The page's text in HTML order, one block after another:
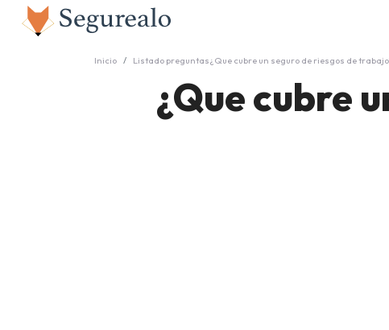
Inicio Listado preguntas¿Que cubre un seguro de riesgos de
¿Que cubre